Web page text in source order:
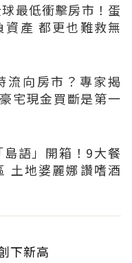
最低衝擊房市！蛋
資產 都更也難救無
流向房市？專家揭
宅現金買斷是第一
島語」開箱！9大餐
土地婆麗娜讚嗜酒
下新高